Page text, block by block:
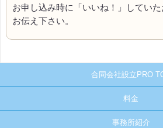
お申し込み時に「いいね！」してい
お伝え下さい。
合同会社設立PRO
料金
事務所紹介